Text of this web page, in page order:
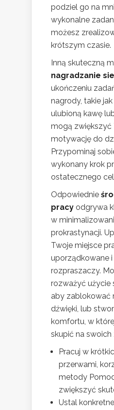
podziel go na
wykonalne
możesz
krótszym czasie.
Inną skuteczną
nagradzanie
ukończeniu
nagrody, takie
ulubioną kawę
mogą zwiększyć
motywację do
Przypominaj
wykonany krok
ostatecznego
Odpowiednie
pracy odgrywa
w
prokrastynacji.
Twoje miejsce
uporządkowane
rozpraszaczy.
rozważyć użycie
aby zablokować
dźwięki, lub
komfortu, w
skupić na swoich
Pracuj w
przerwami,
metody
zwiększyć
Ustal